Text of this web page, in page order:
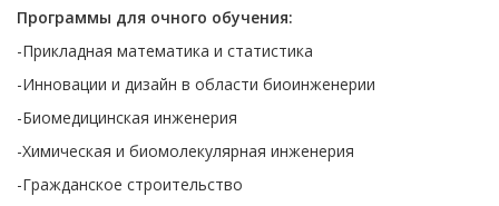
Программы для очного обучения:
-Прикладная математика и статистика
-Инновации и дизайн в области биоинженерии
-Биомедицинская инженерия
-Химическая и биомолекулярная инженерия
-Гражданское строительство